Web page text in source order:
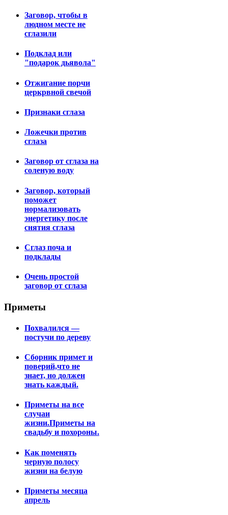
Заговор, чтобы в
людном месте не
сглазили
Подклад или
"подарок дьявола"
Отжигание порчи
церкрвной свечой
Признаки сглаза
Ложечки против
сглаза
Заговор от сглаза на
соленую воду
Заговор, который
поможет
нормализовать
энергетику после
снятия сглаза
Сглаз поча и
подклады
Очень простой
заговор от сглаза
Приметы
Похвалился —
постучи по дереву
Сборник примет и
поверий,что не
знает, но должен
знать каждый.
Приметы на все
случаи
жизни.Приметы на
свадьбу и похороны.
Как поменять
черную полосу
жизни на белую
Приметы месяца
апрель